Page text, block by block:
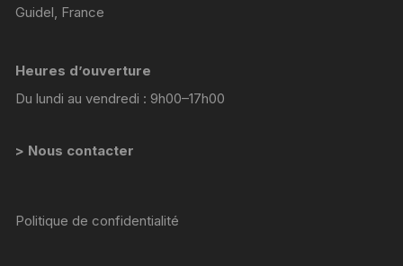
Guidel, France
Heures d’ouverture
Du lundi au vendredi : 9h00–17h00
> Nous contacter
Politique de confidentialité